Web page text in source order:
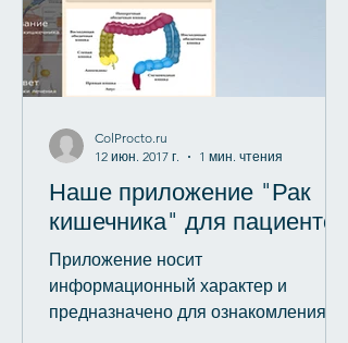
Наше приложение "Рак
кишечника" для пациентов
Приложение носит
информационный характер и
предназначено для ознакомления с
ColProcto.ru
12 июн. 2017 г.
1 мин. чтения